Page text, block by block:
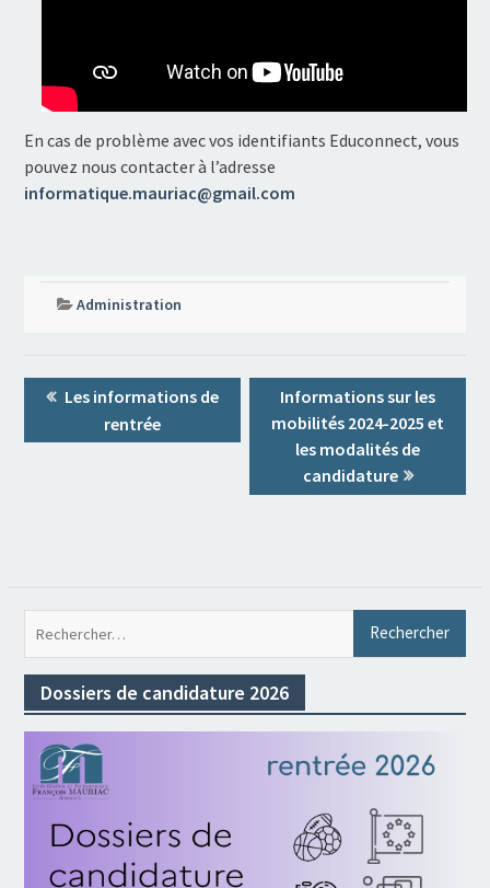
En cas de problème avec vos identifiants Educonnect, vous
pouvez nous contacter à l’adresse
informatique.mauriac@gmail.com
Administration
l’article
Previous
Les informations de
rentrée
Next
post:
Informations sur les
mobilités 2024-2025 et
les modalités de
candidature
Dossiers de candidature 2026